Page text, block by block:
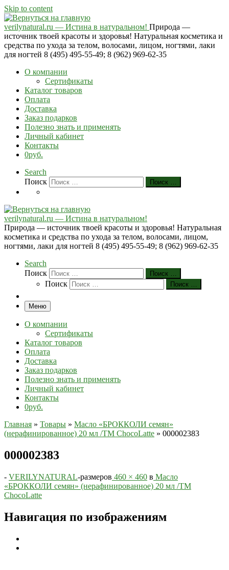
Skip to content
verilynatural.ru — Истина в натуральном! Природа —
источник твоей красоты и здоровья! Натуральная косметика и
средства по ухода за телом, волосами, лицом, ногтями, лаки
для ногтей 8 (495) 495-55-49; 8 (962) 969-62-35
О компании
Сертификаты
Каталог товаров
Оплата
Доставка
Заказ подарков
Полезно знать и применять
Личный кабинет
Контакты
0руб.
Search
Поиск
Поиск …
verilynatural.ru — Истина в натуральном!
Природа — источник твоей красоты и здоровья! Натуральная
косметика и средства по ухода за телом, волосами, лицом,
ногтями, лаки для ногтей 8 (495) 495-55-49; 8 (962) 969-62-35
Search
Поиск
Поиск …
Поиск Поиск …
Меню
О компании
Сертификаты
Каталог товаров
Оплата
Доставка
Заказ подарков
Полезно знать и применять
Личный кабинет
Контакты
0руб.
Главная » Товары » Масло «БРОККОЛИ семян»
(нерафинированное) 20 мл /TM СhocoLatte » 000002383
000002383
- VERILYNATURAL-размеров 460 × 460 в Масло
«БРОККОЛИ семян» (нерафинированное) 20 мл /TM
СhocoLatte
Навигация по изображениям